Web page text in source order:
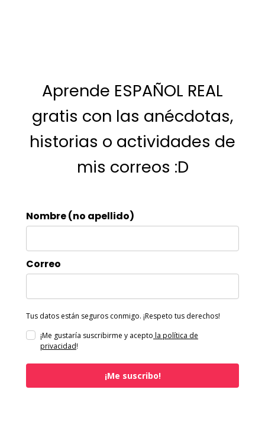
Aprende ESPAÑOL REAL
gratis con las anécdotas,
historias o actividades de
mis correos :D
Nombre (no apellido)
Correo
Tus datos están seguros conmigo. ¡Respeto tus derechos!
¡Me gustaría suscribirme y acepto la política de
privacidad!
¡Me suscribo!